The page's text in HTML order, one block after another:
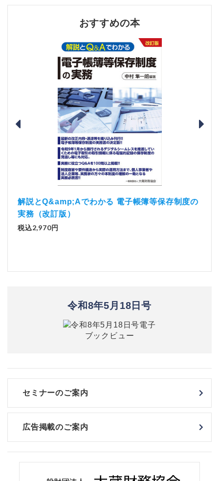
おすすめの本
解説とQ&amp;Aでわかる 電子帳簿等保存制度の
実務（改訂版）
税込2,970円
令和8年5月18日号
セミナーのご案内
広告掲載のご案内